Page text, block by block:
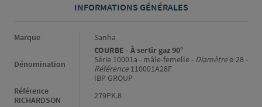
INFORMATIONS GÉNÉRALES
Informations générales
Marque Sanha
Dénomination
COURBE - À sertir gaz 90°
Série 10001a - mâle-femelle - Diamètreø 28 -
Référence110001A28F
IBP GROUP
Référence
RICHARDSON
279PK.8